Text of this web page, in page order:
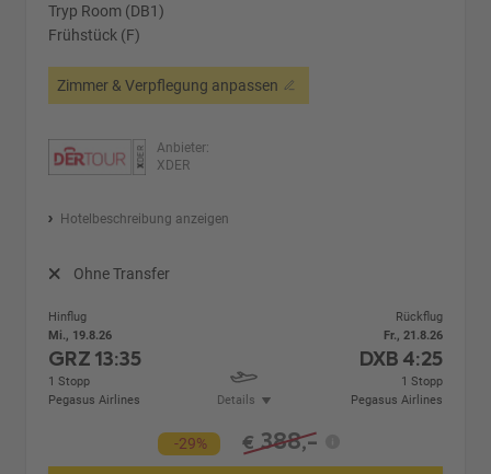
Tryp Room (DB1)
Frühstück (F)
Zimmer & Verpflegung anpassen
Anbieter:
XDER
Hotelbeschreibung anzeigen
Ohne Transfer
Hinflug
Mi., 19.8.26
GRZ13:35
1 Stopp
Pegasus Airlines
Details
Rückflug
Fr., 21.8.26
DXB 4:25
1 Stopp
Pegasus Airlines
-29% € 388,-